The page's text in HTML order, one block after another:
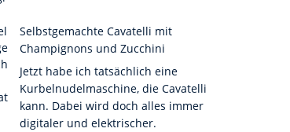
Selbstgemachte Cavatelli mit
Champignons und Zucchini
Jetzt habe ich tatsächlich eine
Kurbelnudelmaschine, die Cavatelli
kann. Dabei wird doch alles immer
digitaler und elektrischer.